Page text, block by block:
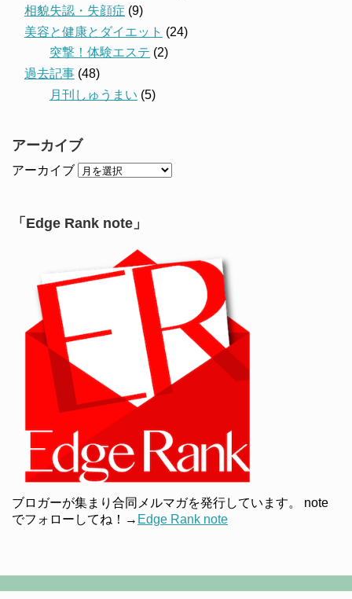
相貌失認・失顔症 (9)
美容と健康とダイエット (24)
突撃！体験エステ (2)
過去記事 (48)
月刊しゅうまい (5)
アーカイブ
アーカイブ
「Edge Rank note」
ブロガーが集まり合同メルマガを発行しています。 note
でフォローしてね！→ Edge Rank note